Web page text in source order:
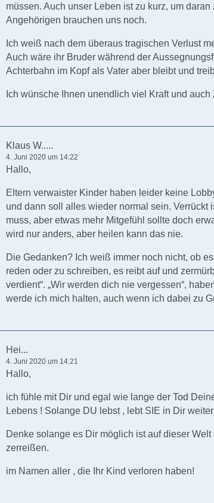
müssen. Auch unser Leben ist zu kurz, um
Angehörigen brauchen uns noch.
Ich weiß nach dem überaus tragischen Verlust
Auch wäre ihr Bruder während der
Achterbahn im Kopf als Vater aber bleibt und
Ich wünsche Ihnen unendlich viel Kraft und auch
Klaus W.....
4. Juni 2020 um 14:22
Hallo,
Eltern verwaister Kinder haben leider keine
und dann soll alles wieder normal sein. Verrückt
muss, aber etwas mehr Mitgefühl sollte doch
wird nur anders, aber heilen kann das nie.
Die Gedanken? Ich weiß immer noch nicht, ob
reden oder zu schreiben, es reibt auf und
verdient“. „Wir werden dich nie vergessen“,
werde ich mich halten, auch wenn ich dabei zu
Hei...
4. Juni 2020 um 14:21
Hallo,
ich fühle mit Dir und egal wie lange der Tod
Lebens ! Solange DU lebst , lebt SIE in Dir
Denke solange es Dir möglich ist auf dieser
zerreißen.
im Namen aller , die Ihr Kind verloren haben!